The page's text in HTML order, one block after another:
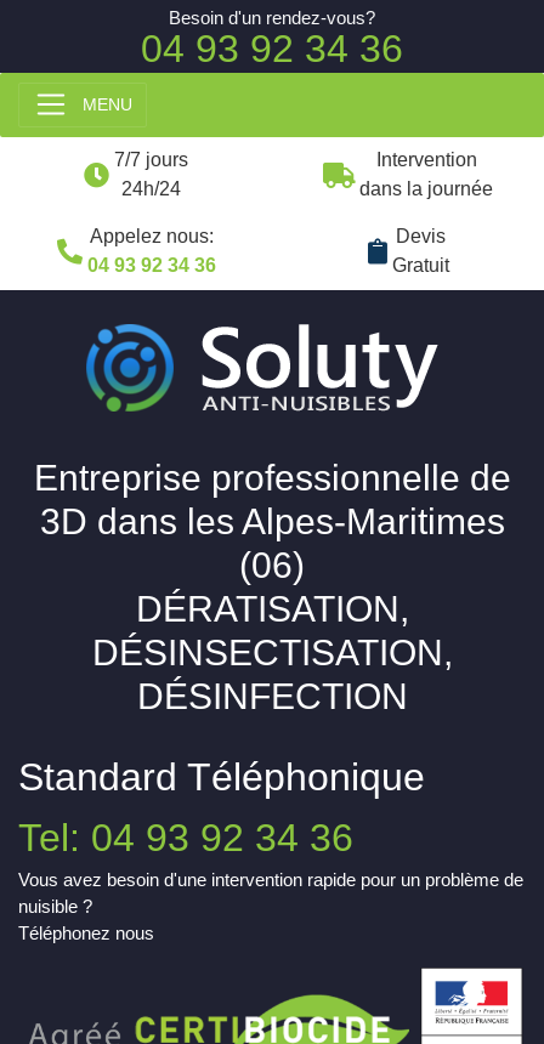
MENU
7/7 jours
24h/24
Intervention
dans la journée
Appelez nous:
04 93 92 34 36
Devis
Gratuit
Entreprise professionnelle de
3D dans les Alpes-Maritimes
(06)
DÉRATISATION,
DÉSINSECTISATION,
DÉSINFECTION
Standard Téléphonique
Tel: 04 93 92 34 36
Vous avez besoin d'une intervention rapide pour un problème de
nuisible ?
Téléphonez nous
Besoin d'un rendez-vous?
04 93 92 34 36